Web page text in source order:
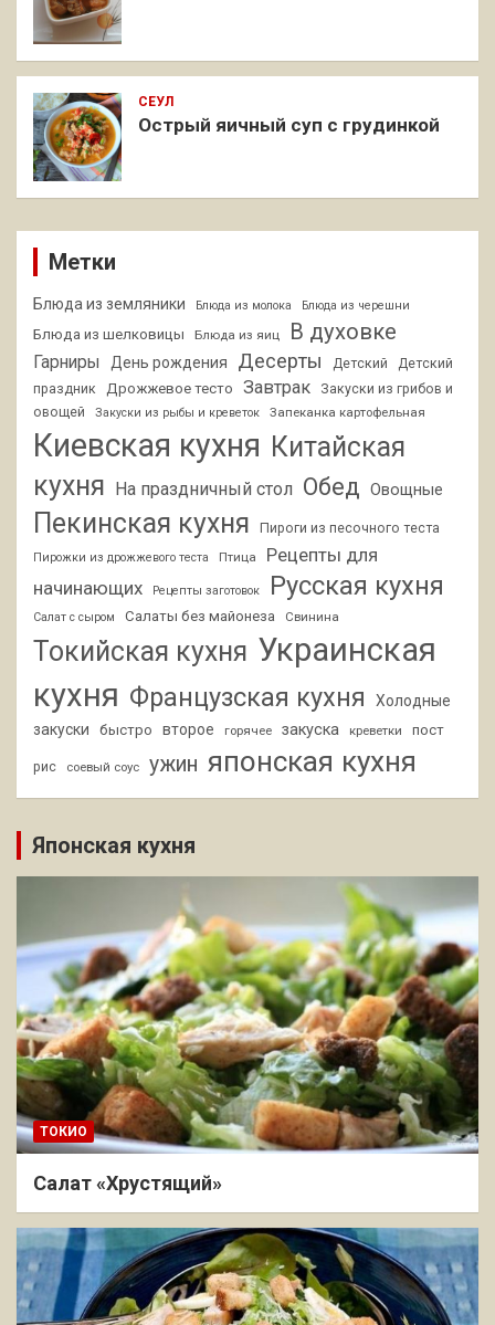
СЕУЛ
Острый яичный суп с грудинкой
Метки
Блюда из земляники Блюда из молока Блюда из черешни
Блюда из шелковицы Блюда из яиц В духовке
Гарниры День рождения Десерты Детский
Детский
праздник
Дрожжевое тесто Завтрак
Закуски из грибов и
овощей
Закуски из рыбы и креветок Запеканка картофельная
Киевская кухня Китайская
кухня На праздничный стол Обед Овощные
Пекинская кухня Пироги из песочного теста
Пирожки из дрожжевого теста Птица
Рецепты для
начинающих
Рецепты заготовок Русская кухня
Салат с сыром Салаты без майонеза Свинина
Токийская кухня Украинская
кухня Французская кухня
Холодные
закуски
быстро второе горячее закуска креветки пост
рис соевый соус ужин японская кухня
Японская кухня
ТОКИО
Салат «Хрустящий»